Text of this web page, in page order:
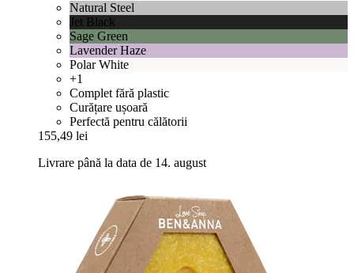
Natural Steel
Jet Black
Sage Green
Lavender Haze
Polar White
+1
Complet fără plastic
Curățare ușoară
Perfectă pentru călătorii
155,49 lei
Livrare până la data de 14. august